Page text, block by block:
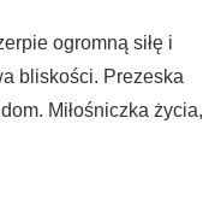
ogromną siłę i
bliskości. Prezeska
Miłośniczka życia,